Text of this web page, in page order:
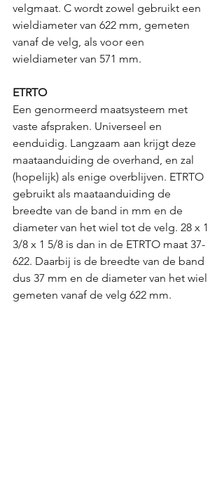
velgmaat. C wordt zowel gebruikt een
wieldiameter van 622 mm, gemeten
vanaf de velg, als voor een
wieldiameter van 571 mm.
ETRTO
Een genormeerd maatsysteem met
vaste afspraken. Universeel en
eenduidig. Langzaam aan krijgt deze
maataanduiding de overhand, en zal
(hopelijk) als enige overblijven. ETRTO
gebruikt als maataanduiding de
breedte van de band in mm en de
diameter van het wiel tot de velg. 28 x 1
3/8 x 1 5/8 is dan in de ETRTO maat 37-
622. Daarbij is de breedte van de band
dus 37 mm en de diameter van het wiel
gemeten vanaf de velg 622 mm.